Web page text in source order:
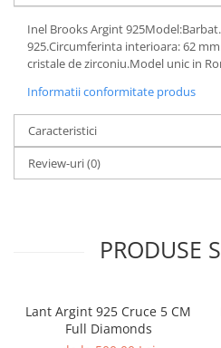
Inel Brooks Argint
925.Circumferinta interioara: 62
cristale de zirconiu.Model unic in
Informatii conformitate produs
Caracteristici
Review-uri(0)
PRODUSE
Lant Argint 925 Cruce 5 CM
Full Diamonds